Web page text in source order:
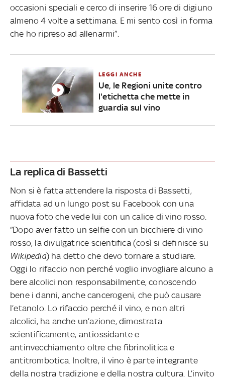
occasioni speciali e cerco di inserire 16 ore di digiuno
almeno 4 volte a settimana. E mi sento così in forma
che ho ripreso ad allenarmi”.
LEGGI ANCHE
Ue, le Regioni unite contro
l'etichetta che mette in
guardia sul vino
La replica di Bassetti
Non si è fatta attendere la risposta di Bassetti,
affidata ad un lungo post su Facebook con una
nuova foto che vede lui con un calice di vino rosso.
“Dopo aver fatto un selfie con un bicchiere di vino
rosso, la divulgatrice scientifica (così si definisce su
Wikipedia) ha detto che devo tornare a studiare.
Oggi lo rifaccio non perché voglio invogliare alcuno a
bere alcolici non responsabilmente, conoscendo
bene i danni, anche cancerogeni, che può causare
l’etanolo. Lo rifaccio perché il vino, e non altri
alcolici, ha anche un’azione, dimostrata
scientificamente, antiossidante e
antinvecchiamento oltre che fibrinolitica e
antitrombotica. Inoltre, il vino è parte integrante
della nostra tradizione e della nostra cultura. L’invito